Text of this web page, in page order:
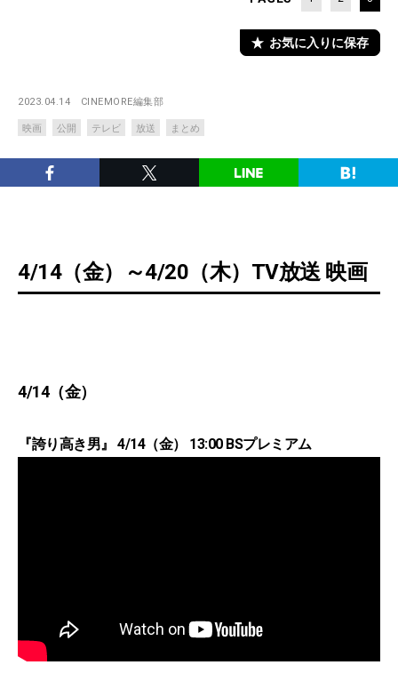
お気に入りに保存
2023.04.14 CINEMORE編集部
映画 公開 テレビ 放送 まとめ
4/14（金）～4/20（木）TV放送 映画
4/14（金）
『誇り高き男』 4/14（金） 13:00 BSプレミアム